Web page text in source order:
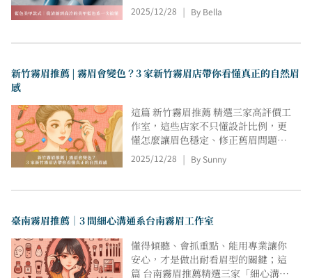
地到細節搭配一次拆解。無論偏好清
爽、冷調、優雅或高級礦石風，都能
不挑膚的藍色美甲款式。
2025/12/28 By Bella
新竹霧眉推薦 | 霧眉會變色？3 家新竹霧眉店帶你看懂真正的自然眉
感
這篇 新竹霧眉推薦 精選三家高評價工
作室，這些店家不只懂設計比例，更
懂怎麼讓眉色穩定、修正舊眉問題，
讓素顏也能有精神。同時，也能讓你
在閱讀這篇 新竹霧眉推薦時，更清楚
2025/12/28 By Sunny
臺南霧眉推薦｜3 間細心溝通系台南霧眉工作室
懂得傾聽、會抓重點、能用專業讓你
安心，才是做出耐看眉型的關鍵；這
篇 台南霧眉推薦精選三家「細心溝